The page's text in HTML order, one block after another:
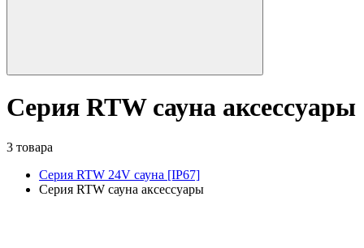
Серия RTW сауна аксессуары
3 товара
Серия RTW 24V сауна [IP67]
Серия RTW сауна аксессуары